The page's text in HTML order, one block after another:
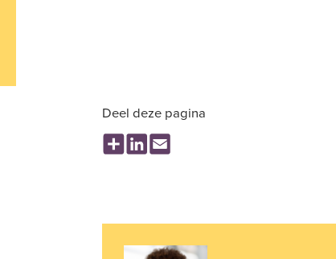
Deel deze pagina
ShareLinkedIn
Email